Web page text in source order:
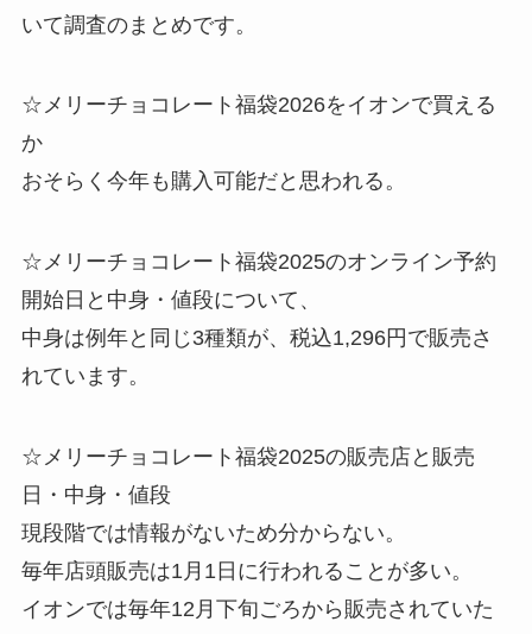
いて調査のまとめです。
☆メリーチョコレート福袋2026をイオンで買える
か
おそらく今年も購入可能だと思われる。
☆メリーチョコレート福袋2025のオンライン予約
開始日と中身・値段について、
中身は例年と同じ3種類が、税込1,296円で販売さ
れています。
☆メリーチョコレート福袋2025の販売店と販売
日・中身・値段
現段階では情報がないため分からない。
毎年店頭販売は1月1日に行われることが多い。
イオンでは毎年12月下旬ごろから販売されていた